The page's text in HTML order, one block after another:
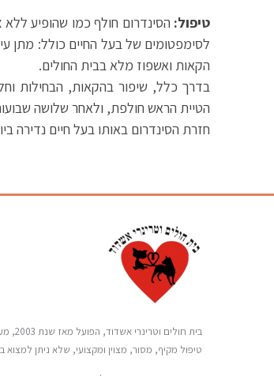
טיפול: הסינדרום חולף כמו שהופיע ללא
לסימפטומים של בעל החיים כולל: מתן
הקאות ואשפוז מלא בבית החולים.
הטיית הראש חולפת, ולאחר שלושה
חזרת הסינדרום באותו בעל חיים נדירה
בית חולים
טיפול מקיף, מסור, מצוין ומקצועי, שלא ניתן